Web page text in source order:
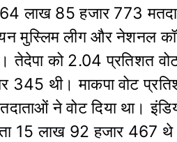
लाख 85 हजार 773
मुस्लिम लीग और नेशनल
तेदेपा को 2.04 प्रतिशत
थी। माकपा वोट
ने वोट दिया था।
15 लाख 92 हजार 467